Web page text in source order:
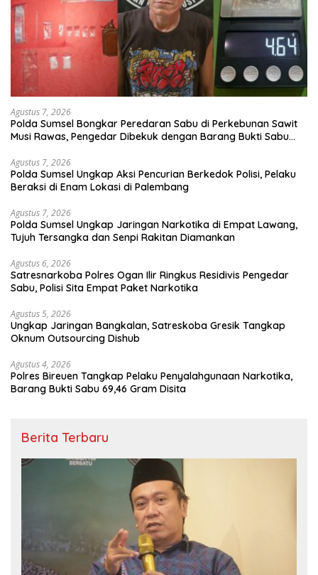
Agustus 7, 2026
Polda Sumsel Bongkar Peredaran Sabu di Perkebunan Sawit
Musi Rawas, Pengedar Dibekuk dengan Barang Bukti Sabu
Agustus 7, 2026
Polda Sumsel Ungkap Aksi Pencurian Berkedok Polisi, Pelaku
Beraksi di Enam Lokasi di Palembang
Agustus 7, 2026
Polda Sumsel Ungkap Jaringan Narkotika di Empat Lawang,
Tujuh Tersangka dan Senpi Rakitan Diamankan
Agustus 6, 2026
Satresnarkoba Polres Ogan Ilir Ringkus Residivis Pengedar
Sabu, Polisi Sita Empat Paket Narkotika
Agustus 5, 2026
Ungkap Jaringan Bangkalan, Satreskoba Gresik Tangkap
Oknum Outsourcing Dishub
Agustus 4, 2026
Polres Bireuen Tangkap Pelaku Penyalahgunaan Narkotika,
Barang Bukti Sabu 69,46 Gram Disita
Berita Terbaru